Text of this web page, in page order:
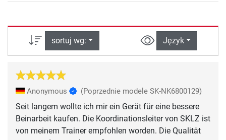
sortuj wg: Język
Anonymous (Poprzednie modele SK-NK6800129)
Seit langem wollte ich mir ein Gerät für eine bessere
Beinarbeit kaufen. Die Koordinationsleiter von SKLZ ist
von meinem Trainer empfohlen worden. Die Qualität